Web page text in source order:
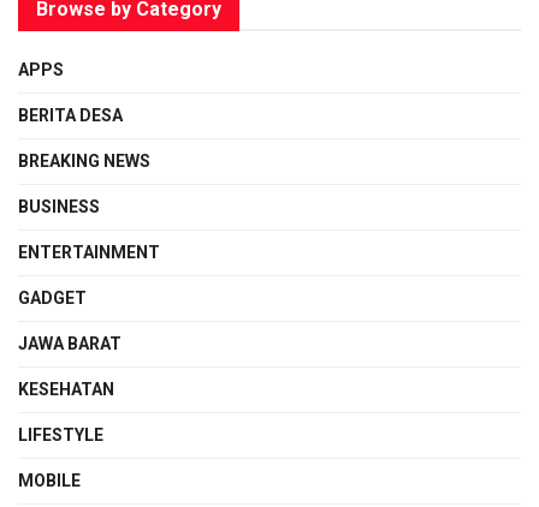
Browse by Category
APPS
BERITA DESA
BREAKING NEWS
BUSINESS
ENTERTAINMENT
GADGET
JAWA BARAT
KESEHATAN
LIFESTYLE
MOBILE